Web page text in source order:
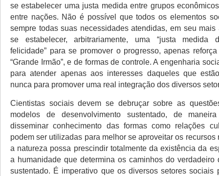
se estabelecer uma justa medida entre grupos
entre nações. Não é possível que todos os elementos
sempre todas suas necessidades atendidas, em seu mais
se estabelecer, arbitrariamente, uma “justa medida
felicidade” para se promover o progresso, apenas
“Grande Irmão”, e de formas de controle. A engenharia
para atender apenas aos interesses daqueles que
nunca para promover uma real integração dos diversos
Cientistas sociais devem se debruçar sobre as
modelos de desenvolvimento sustentado, de
disseminar conhecimento das formas como relações
podem ser utilizadas para melhor se aproveitar os recursos
a natureza possa prescindir totalmente da existência da
a humanidade que determina os caminhos do verdadeiro
sustentado. É imperativo que os diversos setores sociais